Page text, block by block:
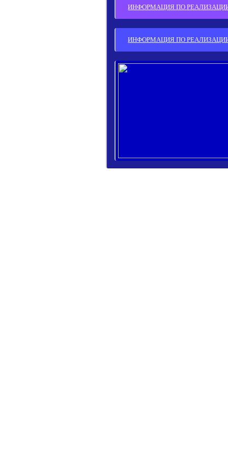
ИНФОРМАЦИЯ ПО
ИНФОРМАЦИЯ ПО